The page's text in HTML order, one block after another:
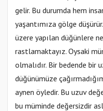
gelir. Bu durumda hem
yaşantımıza gölge
üzere yapılan düğünlere
rastlamaktayız. Oysaki
olmalıdır. Bir bedende bir
düğünümüze
aynen öyledir. Bu uzuv
bu müminde değersizdir